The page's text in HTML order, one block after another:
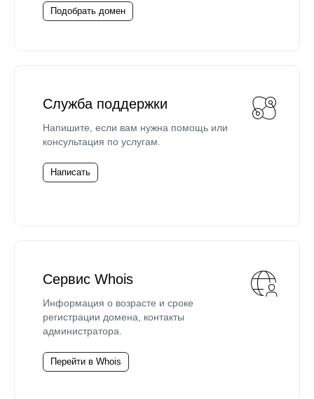
Подобрать домен
Служба поддержки
Напишите, если вам нужна помощь или
консультация по услугам.
Написать
Сервис Whois
Информация о возрасте и сроке
регистрации домена, контакты
администратора.
Перейти в Whois